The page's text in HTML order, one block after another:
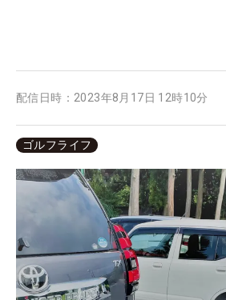
配信日時： 2023年8月17日 12時10分
ゴルフライフ